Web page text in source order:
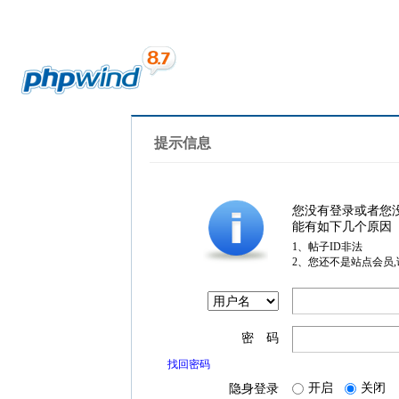
提示信息
您没有登录或者您
能有如下几个原因
1、帖子ID非法
2、您还不是站点会员
密 码
找回密码
隐身登录 开启 关闭